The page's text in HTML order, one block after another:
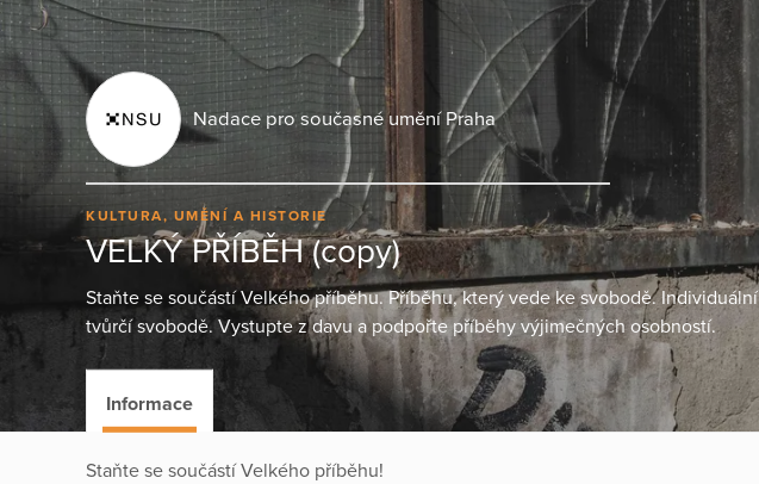
Nadace pro současné umění Praha
KULTURA, UMĚNÍ A HISTORIE
VELKÝ PŘÍBĚH (copy)
Staňte se součástí Velkého příběhu. Příběhu, který vede ke svobodě. Individuální
tvůrčí svobodě. Vystupte z davu a podpořte příběhy výjimečných osobností.
Informace
Staňte se součástí Velkého příběhu!